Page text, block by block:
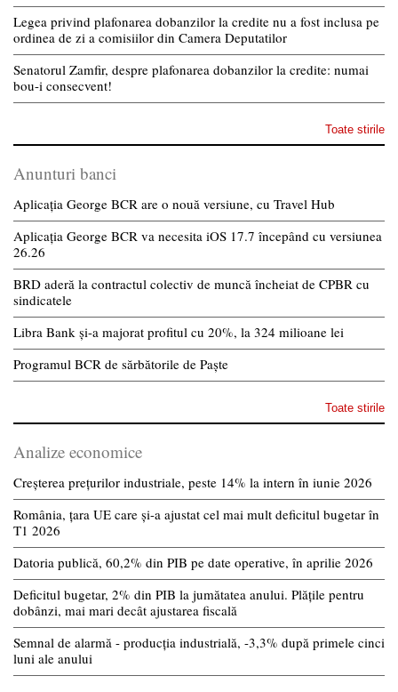
Legea privind plafonarea dobanzilor la credite nu a fost inclusa pe
ordinea de zi a comisiilor din Camera Deputatilor
Senatorul Zamfir, despre plafonarea dobanzilor la credite: numai
bou-i consecvent!
Toate stirile
Anunturi banci
Aplicația George BCR are o nouă versiune, cu Travel Hub
Aplicația George BCR va necesita iOS 17.7 începând cu versiunea
26.26
BRD aderă la contractul colectiv de muncă încheiat de CPBR cu
sindicatele
Libra Bank și-a majorat profitul cu 20%, la 324 milioane lei
Programul BCR de sărbătorile de Paște
Toate stirile
Analize economice
Creșterea prețurilor industriale, peste 14% la intern în iunie 2026
România, țara UE care și-a ajustat cel mai mult deficitul bugetar în
T1 2026
Datoria publică, 60,2% din PIB pe date operative, în aprilie 2026
Deficitul bugetar, 2% din PIB la jumătatea anului. Plățile pentru
dobânzi, mai mari decât ajustarea fiscală
Semnal de alarmă - producția industrială, -3,3% după primele cinci
luni ale anului